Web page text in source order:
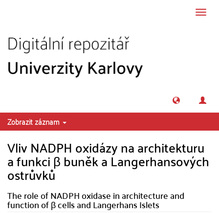
Zobrazit záznam
Vliv NADPH oxidázy na architekturu
a funkci β buněk a Langerhansových
ostrůvků
The role of NADPH oxidase in architecture and
function of β cells and Langerhans Islets